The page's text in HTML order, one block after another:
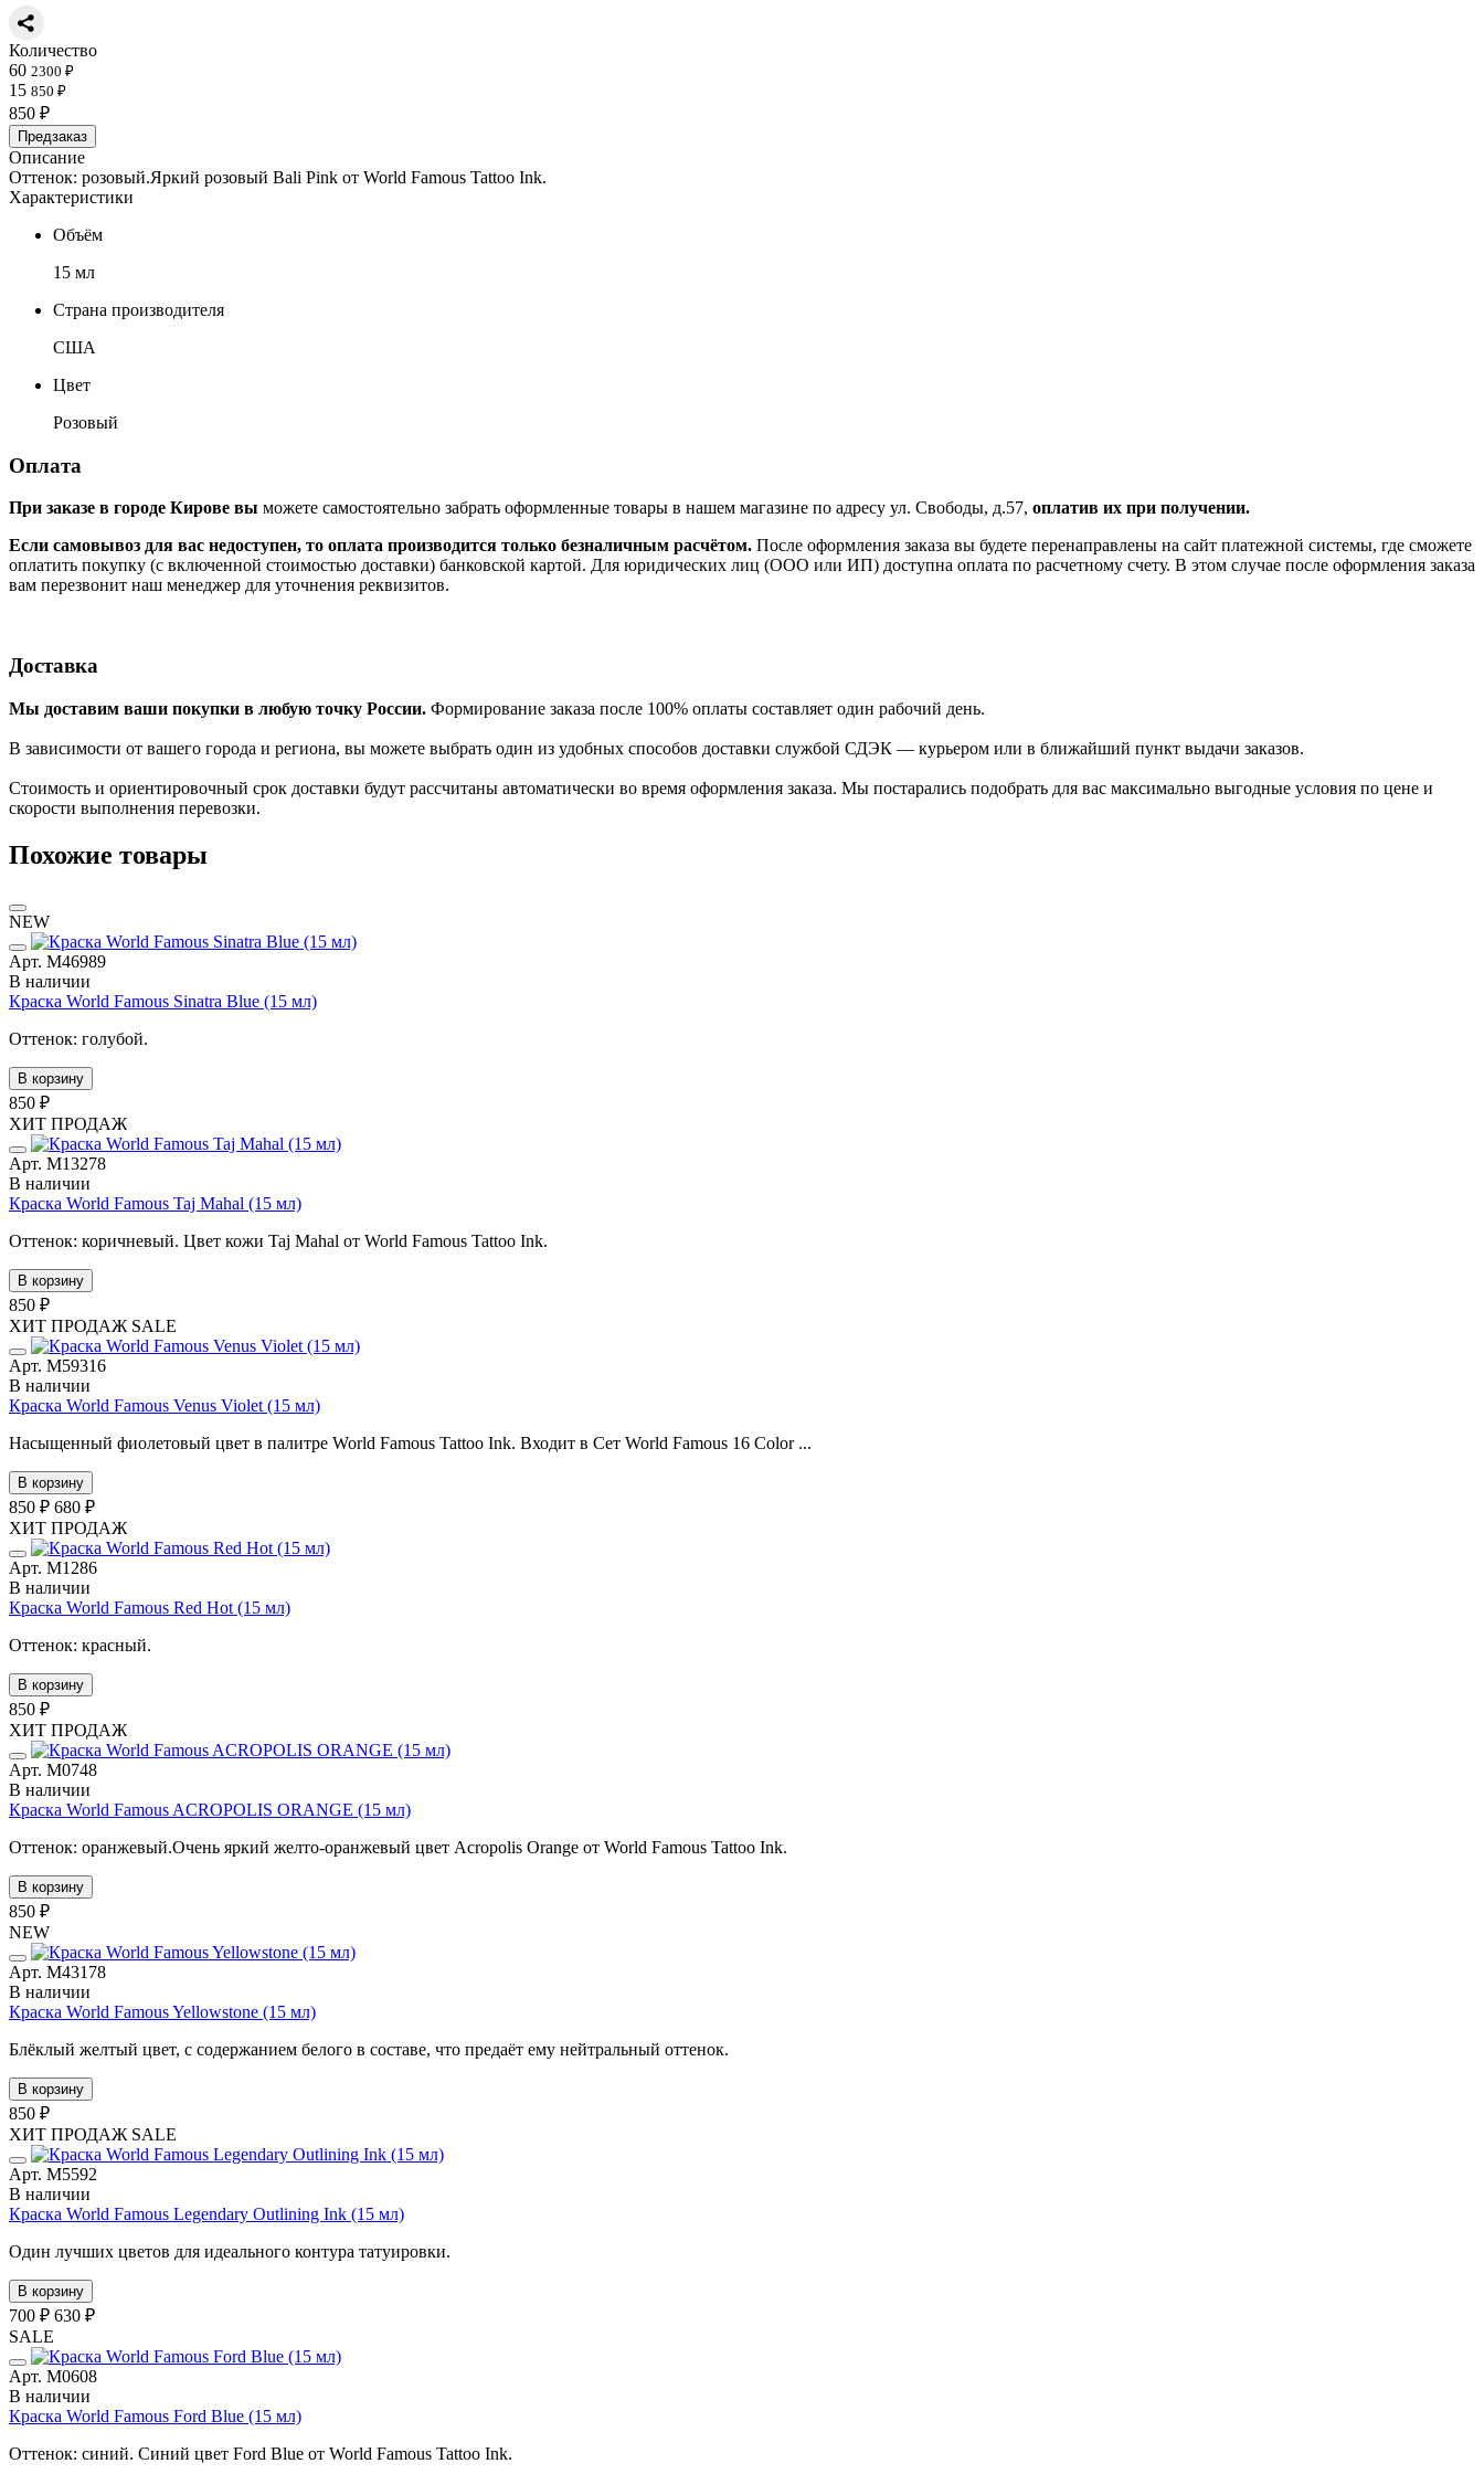
Количество
60 2300 ₽
15 850 ₽
850 ₽
Предзаказ
Описание
Оттенок: розовый.Яркий розовый Bali Pink от World Famous Tattoo Ink.
Характеристики
Объём
15 мл
Страна производителя
США
Цвет
Розовый
Оплата
При заказе в городе Кирове вы можете самостоятельно забрать оформленные товары в нашем магазине по адресу ул. Свободы, д.57, оплатив их при получении.
Если самовывоз для вас недоступен, то оплата производится только безналичным расчётом. После оформления заказа вы будете перенаправлены на сайт платежной системы, где сможете
оплатить покупку (с включенной стоимостью доставки) банковской картой. Для юридических лиц (ООО или ИП) доступна оплата по расчетному счету. В этом случае после оформления заказа
вам перезвонит наш менеджер для уточнения реквизитов.
Доставка
Мы доставим ваши покупки в любую точку России. Формирование заказа после 100% оплаты составляет один рабочий день.
В зависимости от вашего города и региона, вы можете выбрать один из удобных способов доставки службой СДЭК — курьером или в ближайший пункт выдачи заказов.
Стоимость и ориентировочный срок доставки будут рассчитаны автоматически во время оформления заказа. Мы постарались подобрать для вас максимально выгодные условия по цене и
скорости выполнения перевозки.
Похожие товары
NEW
Арт. М46989
В наличии
Краска World Famous Sinatra Blue (15 мл)
Оттенок: голубой.
В корзину
850 ₽
ХИТ ПРОДАЖ
Арт. М13278
В наличии
Краска World Famous Taj Mahal (15 мл)
Оттенок: коричневый. Цвет кожи Taj Mahal от World Famous Tattoo Ink.
В корзину
850 ₽
ХИТ ПРОДАЖ SALE
Арт. М59316
В наличии
Краска World Famous Venus Violet (15 мл)
Насыщенный фиолетовый цвет в палитре World Famous Tattoo Ink. Входит в Сет World Famous 16 Color ...
В корзину
850 ₽ 680 ₽
ХИТ ПРОДАЖ
Арт. М1286
В наличии
Краска World Famous Red Hot (15 мл)
Оттенок: красный.
В корзину
850 ₽
ХИТ ПРОДАЖ
Арт. М0748
В наличии
Краска World Famous ACROPOLIS ORANGE (15 мл)
Оттенок: оранжевый.Очень яркий желто-оранжевый цвет Acropolis Orange от World Famous Tattoo Ink.
В корзину
850 ₽
NEW
Арт. М43178
В наличии
Краска World Famous Yellowstone (15 мл)
Блёклый желтый цвет, с содержанием белого в составе, что предаёт ему нейтральный оттенок.
В корзину
850 ₽
ХИТ ПРОДАЖ SALE
Арт. М5592
В наличии
Краска World Famous Legendary Outlining Ink (15 мл)
Один лучших цветов для идеального контура татуировки.
В корзину
700 ₽ 630 ₽
SALE
Арт. М0608
В наличии
Краска World Famous Ford Blue (15 мл)
Оттенок: синий. Синий цвет Ford Blue от World Famous Tattoo Ink.